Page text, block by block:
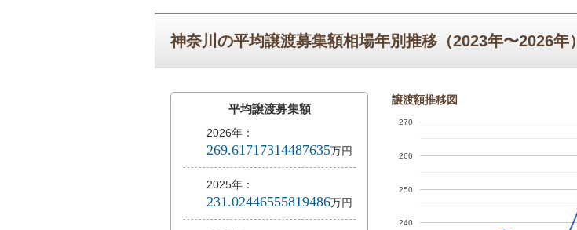
神奈川の平均譲渡募集額相場年別推移（2023年〜2026年）
平均譲渡募集額
2026年：
269.61717314487635万円
2025年：
231.02446555819486万円
譲渡額推移図
240
250
260
270